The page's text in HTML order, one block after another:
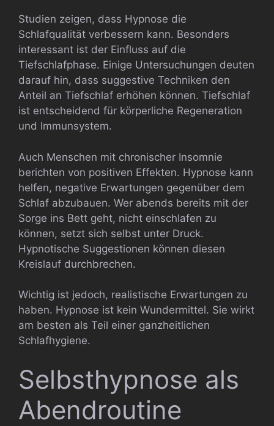
Studien zeigen, dass Hypnose die
Schlafqualität verbessern kann. Besonders
interessant ist der Einfluss auf die
Tiefschlafphase. Einige Untersuchungen deuten
darauf hin, dass suggestive Techniken den
Anteil an Tiefschlaf erhöhen können. Tiefschlaf
ist entscheidend für körperliche Regeneration
und Immunsystem.
Auch Menschen mit chronischer Insomnie
berichten von positiven Effekten. Hypnose kann
helfen, negative Erwartungen gegenüber dem
Schlaf abzubauen. Wer abends bereits mit der
Sorge ins Bett geht, nicht einschlafen zu
können, setzt sich selbst unter Druck.
Hypnotische Suggestionen können diesen
Kreislauf durchbrechen.
Wichtig ist jedoch, realistische Erwartungen zu
haben. Hypnose ist kein Wundermittel. Sie wirkt
am besten als Teil einer ganzheitlichen
Schlafhygiene.
Selbsthypnose als
Abendroutine